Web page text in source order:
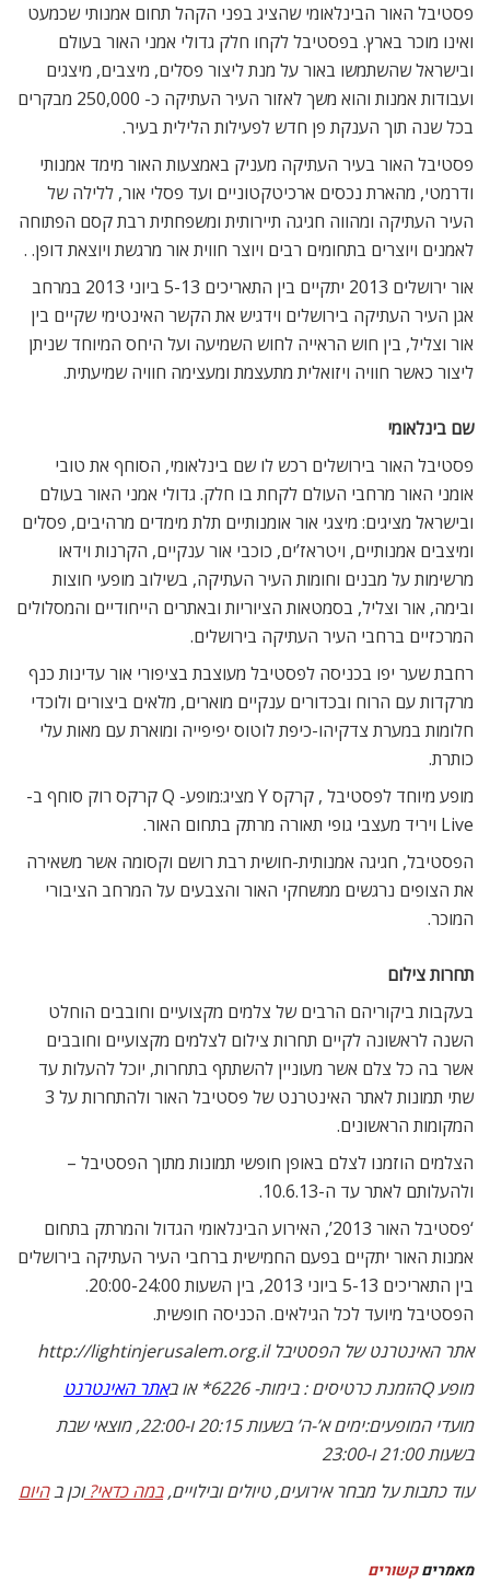
פסטיבל האור הבינלאומי שהציג בפני הקהל תחום אמנותי שכמעט
ואינו מוכר בארץ. בפסטיבל לקחו חלק גדולי אמני האור בעולם
ובישראל שהשתמשו באור על מנת ליצור פסלים, מיצבים, מיצגים
ועבודות אמנות והוא משך לאזור העיר העתיקה כ- 250,000 מבקרים
בכל שנה תוך הענקת פן חדש לפעילות הלילית בעיר.
פסטיבל האור בעיר העתיקה מעניק באמצעות האור מימד אמנותי
ודרמטי, מהארת נכסים ארכיטקטוניים ועד פסלי אור, ללילה של
העיר העתיקה ומהווה חגיגה תיירותית ומשפחתית רבת קסם הפתוחה
לאמנים ויוצרים בתחומים רבים ויוצר חווית אור מרגשת ויוצאת דופן. .
אור ירושלים 2013 יתקיים בין התאריכים 5-13 ביוני 2013 במרחב
אגן העיר העתיקה בירושלים וידגיש את הקשר האינטימי שקיים בין
אור וצליל, בין חוש הראייה לחוש השמיעה ועל היחס המיוחד שניתן
ליצור כאשר חוויה ויזואלית מתעצמת ומעצימה חוויה שמיעתית.
שם בינלאומי
פסטיבל האור בירושלים רכש לו שם בינלאומי, הסוחף את טובי
אומני האור מרחבי העולם לקחת בו חלק. גדולי אמני האור בעולם
ובישראל מציגים: מיצגי אור אומנותיים תלת מימדים מרהיבים, פסלים
ומיצבים אמנותיים, ויטראז’ים, כוכבי אור ענקיים, הקרנות וידאו
מרשימות על מבנים וחומות העיר העתיקה, בשילוב מופעי חוצות
ובימה, אור וצליל, בסמטאות הציוריות ובאתרים הייחודיים והמסלולים
המרכזיים ברחבי העיר העתיקה בירושלים.
רחבת שער יפו בכניסה לפסטיבל מעוצבת בציפורי אור עדינות כנף 
מרקדות עם הרוח ובכדורים ענקיים מוארים, מלאים ביצורים ולוכדי
חלומות במערת צדקיהו-כיפת לוטוס יפיפייה ומוארת עם מאות עלי
כותרת.
מופע מיוחד לפסטיבל , קרקס Y מציג:מופע- Q קרקס רוק סוחף ב-
Live ויריד מעצבי גופי תאורה מרתק בתחום האור.
הפסטיבל, חגיגה אמנותית-חושית רבת רושם וקסומה אשר משאירה
את הצופים נרגשים ממשחקי האור והצבעים על המרחב הציבורי
המוכר.
תחרות צילום
בעקבות ביקוריהם הרבים של צלמים מקצועיים וחובבים הוחלט
השנה לראשונה לקיים תחרות צילום לצלמים מקצועיים וחובבים
אשר בה כל צלם אשר מעוניין להשתתף בתחרות, יוכל להעלות עד
שתי תמונות לאתר האינטרנט של פסטיבל האור ולהתחרות על 3
המקומות הראשונים.
הצלמים הוזמנו לצלם באופן חופשי תמונות מתוך הפסטיבל –
ולהעלותם לאתר עד ה-10.6.13.
‘פסטיבל האור 2013’, האירוע הבינלאומי הגדול והמרתק בתחום
אמנות האור יתקיים בפעם החמישית ברחבי העיר העתיקה בירושלים
בין התאריכים 5-13 ביוני 2013, בין השעות 20:00-24:00.
הפסטיבל מיועד לכל הגילאים. הכניסה חופשית.
אתר האינטרנט של הפסטיבל http://lightinjerusalem.org.il
מופע Qהזמנת כרטיסים : בימות- 6226* או ב
אתר האינטרנט
מועדי המופעים:ימים א’-ה’ בשעות 20:15 ו-22:00, מוצאי שבת
בשעות 21:00 ו-23:00
עוד כתבות על מבחר אירועים, טיולים ובילויים,במה כדאי?וכן בהיום
מאמריםקשורים